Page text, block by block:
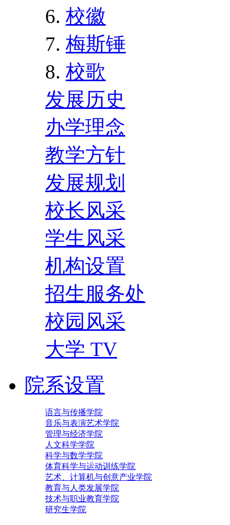
校徽
梅斯锤
校歌
发展历史
办学理念
教学方针
发展规划
校长风采
学生风采
机构设置
招生服务处
校园风采
大学 TV
院系设置
语言与传播学院
音乐与表演艺术学院
管理与经济学院
人文科学学院
科学与数学学院
体育科学与运动训练学院
艺术、计算机与创意产业学院
教育与人类发展学院
技术与职业教育学院
研究生学院